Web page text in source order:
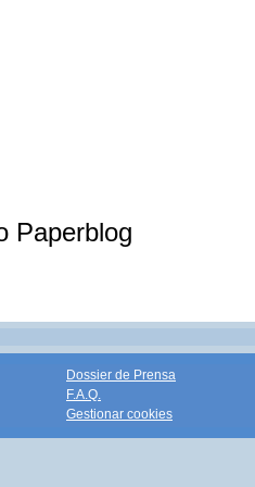
Dossier de Prensa
F.A.Q.
Gestionar cookies